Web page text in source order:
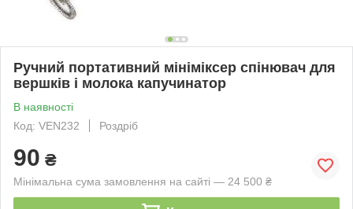
Ручний портативний мініміксер спінювач для
вершків і молока капучинатор
В наявності
Код: VEN232
Роздріб
90 ₴
Мінімальна сума замовлення на сайті — 24 500 ₴